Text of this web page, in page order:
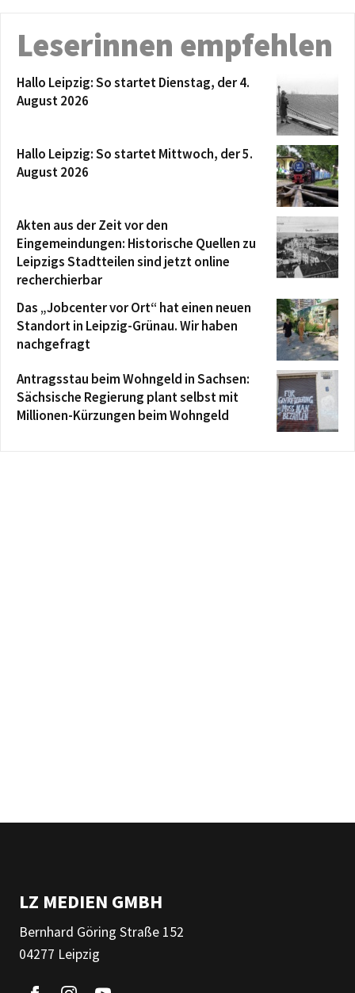
Leserinnen empfehlen
Hallo Leipzig: So startet Dienstag, der 4.
August 2026
Hallo Leipzig: So startet Mittwoch, der 5.
August 2026
Akten aus der Zeit vor den
Eingemeindungen: Historische Quellen zu
Leipzigs Stadtteilen sind jetzt online
recherchierbar
Das „Jobcenter vor Ort“ hat einen neuen
Standort in Leipzig-Grünau. Wir haben
nachgefragt
Antragsstau beim Wohngeld in Sachsen:
Sächsische Regierung plant selbst mit
Millionen-Kürzungen beim Wohngeld
LZ MEDIEN GMBH
Bernhard Göring Straße 152
04277 Leipzig